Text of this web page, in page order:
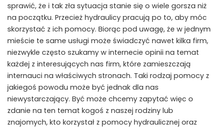
sprawić, że i tak zła sytuacja stanie się o wiele gorsza niż
na początku. Przecież hydraulicy pracują po to, aby móc
skorzystać z ich pomocy. Biorąc pod uwagę, że w jednym
mieście te same usługi może świadczyć nawet kilka firm,
niezwykle często szukamy w internecie opinii na temat
każdej z interesujących nas firm, które zamieszczają
internauci na właściwych stronach. Taki rodzaj pomocy z
jakiegoś powodu może być jednak dla nas
niewystarczający. Być może chcemy zapytać więc o
zdanie na ten temat kogoś z naszej rodziny lub
znajomych, kto korzystał z pomocy hydraulicznej oraz